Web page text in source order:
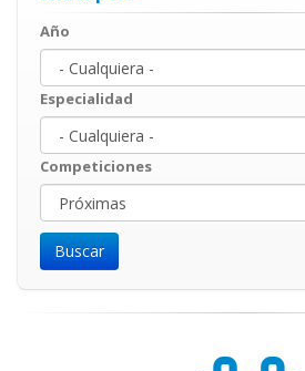
Año
Year
Especialidad
Competiciones